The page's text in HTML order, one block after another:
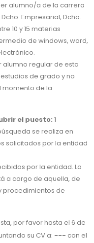
alumno/a de la carrera
Empresarial, Dcho.
10 y 15 materias
de windows, word,
alumno regular de esta
de grado y no
momento de la
el puesto: 1
se realiza en
solicitados por la entidad
por la entidad. La
a cargo de aquella, de
procedimientos de
por favor hasta el 6 de
su CV a: --- con el